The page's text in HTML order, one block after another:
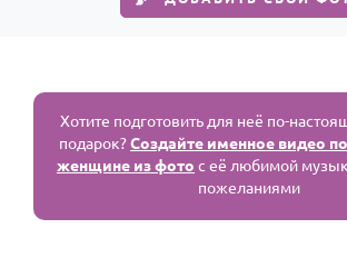
Хотите подготовить для неё по-
подарок?Создайте именное видео
женщине из фото с её любимой
пожеланиями